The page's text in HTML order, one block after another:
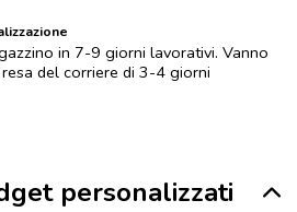
in 7-9 giorni lavorativi. Vanno
del corriere di 3-4 giorni
personalizzati